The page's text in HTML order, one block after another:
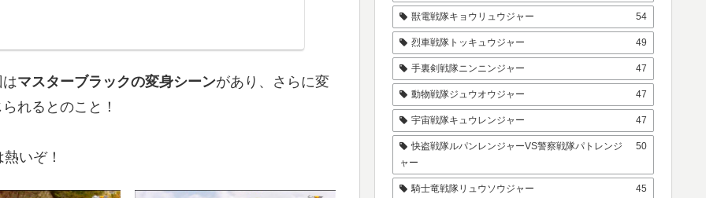
マスターブラックの変身シーンがあり、さらに変
れるとのこと！
いぞ！
獣電戦隊キョウリュウジャー 54
烈車戦隊トッキュウジャー 49
手裏剣戦隊ニンニンジャー 47
動物戦隊ジュウオウジャー 47
宇宙戦隊キュウレンジャー 47
快盗戦隊ルパンレンジャーVS警察戦隊パトレンジ
ャー
50
騎士竜戦隊リュウソウジャー 45